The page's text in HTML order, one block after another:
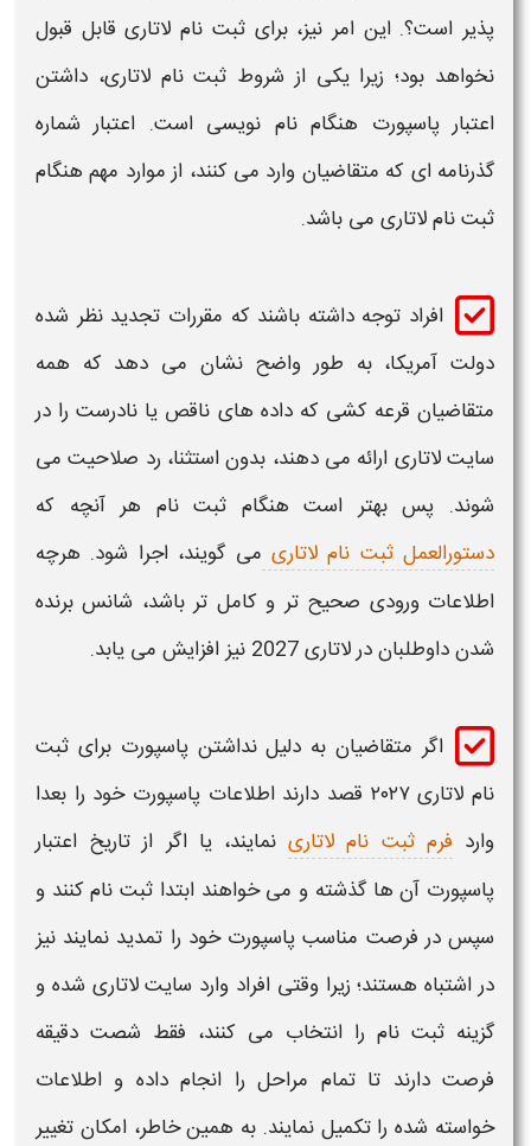
پذیر است؟. این امر نیز، برایثبت نام لاتاریقابل قبول
نخواهد بود؛ زیرا یکی از شروط ثبت نام لاتاری، داشتن
اعتبارپاسپورت هنگام نام نویسی است. اعتبار شماره
گذرنامه ای که متقاضیان وارد می کنند، از موارد مهم هنگام
ثبت نام لاتاری می باشد.
افراد توجه داشته باشند که مقررات تجدید نظر شده
دولت آمریکا، به طور واضح نشان می دهد که همه
متقاضیان قرعه کشی که داده های ناقص یا نادرست را در
سایتلاتاری ارائه می دهند، بدون استثنا، رد صلاحیت می
شوند. پس بهتر است هنگام ثبت نام هر آنچه که
دستورالعمل ثبت نام لاتاری می گویند، اجرا شود. هرچه
اطلاعات ورودی صحیح تر و کامل تر باشد، شانس برنده
شدن داوطلبان درلاتاری 2027 نیز افزایش می یابد.
اگر متقاضیان به دلیل نداشتن پاسپورت برای ثبت
نام لاتاری ۲۰۲۷ قصد دارند اطلاعات پاسپورت خود را بعدا
وارد فرم ثبت نام لاتارینمایند، یا اگر از تاریخ اعتبار
پاسپورت آن ها گذشته و می خواهند ابتدا ثبت نامکنند و
سپس در فرصت مناسب پاسپورت خود را تمدید نمایند نیز
در اشتباه هستند؛ زیرا وقتی افراد وارد سایت لاتاری شده و
گزینه ثبت نام را انتخاب می کنند، فقط شصت دقیقه
فرصت دارند تا تمام مراحل را انجام داده و اطلاعات
خواسته شده را تکمیل نمایند. به همین خاطر، امکان تغییر